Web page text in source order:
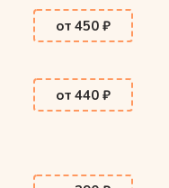
от 450 ₽
от 440 ₽